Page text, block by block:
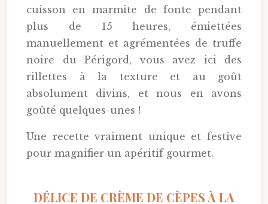
cuisson en marmite de fonte pendant
plus de 15 heures, émiettées
manuellement et agrémentées de truffe
noire du Périgord, vous avez ici des
rillettes à la texture et au goût
absolument divins, et nous en avons
goûté quelques-unes !
Une recette vraiment unique et festive
pour magnifier un apéritif gourmet.
DÉLICE DE CRÈME DE CÈPES À LA